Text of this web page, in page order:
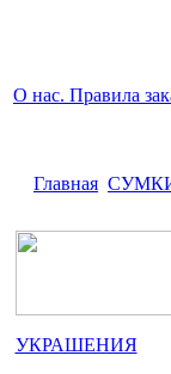
О нас. Правила
Главная
УКРАШЕНИЯ